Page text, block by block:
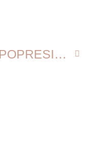
HIPOPRESIVOS Ejercicios Básicos 3 – Fitball